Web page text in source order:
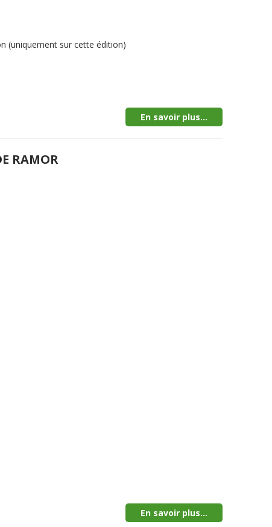
(uniquement sur cette édition)
En savoir plus...
RAMOR
En savoir plus...